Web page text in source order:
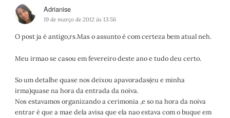
Adrianise
i
s
:
19 de março de 2012 às 13:56
O post ja é antigo,rs.Mas o assunto é com certeza bem atual neh.
Meu irmao se casou em fevereiro deste ano e tudo deu certo.
So um detalhe quase nos deixou apavoradas(eu e minha
irma)quase na hora da entrada da noiva.
Nos estavamos organizando a cerimonia ,e so na hora da noiva
entrar é que a mae dela avisa que ela nao estava com o buque em